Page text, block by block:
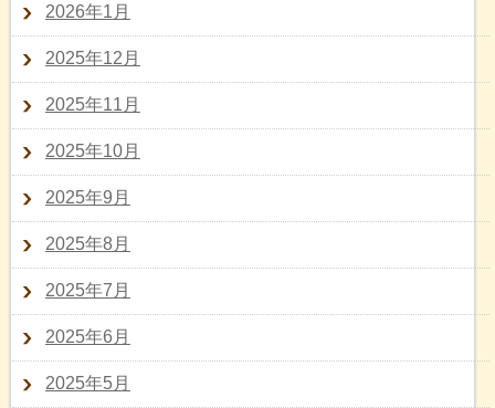
2026年1月
2025年12月
2025年11月
2025年10月
2025年9月
2025年8月
2025年7月
2025年6月
2025年5月